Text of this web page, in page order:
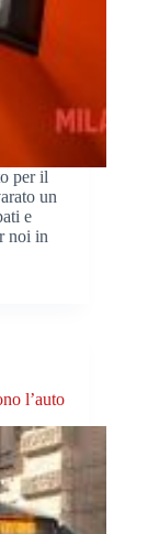
per il
un
e
noi in
l’auto